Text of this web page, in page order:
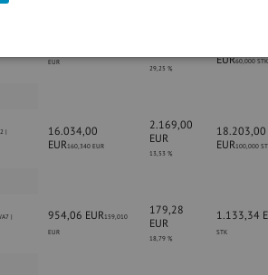
EUR
29,25 %
EUR60,000 STK
|
16.034,00
EUR160,340 EUR
2.169,00
EUR
13,53 %
18.203,00
EUR100,000
|
954,06 EUR159,010
EUR
179,28
EUR
18,79 %
1.133,34
STK